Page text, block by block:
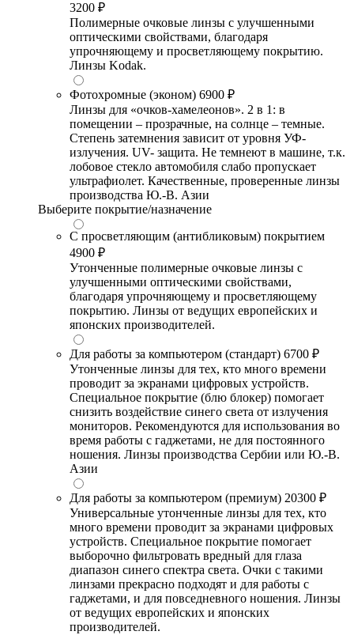
3200 ₽
Полимерные очковые линзы с улучшенными
оптическими свойствами, благодаря
упрочняющему и просветляющему покрытию.
Линзы Kodak.
Фотохромные (эконом) 6900 ₽
Линзы для «очков-хамелеонов». 2 в 1: в
помещении – прозрачные, на солнце – темные.
Степень затемнения зависит от уровня УФ-
излучения. UV- защита. Не темнеют в машине, т.к.
лобовое стекло автомобиля слабо пропускает
ультрафиолет. Качественные, проверенные линзы
производства Ю.-В. Азии
Выберите покрытие/назначение
С просветляющим (антибликовым) покрытием
4900 ₽
Утонченные полимерные очковые линзы с
улучшенными оптическими свойствами,
благодаря упрочняющему и просветляющему
покрытию. Линзы от ведущих европейских и
японских производителей.
Для работы за компьютером (стандарт) 6700 ₽
Утонченные линзы для тех, кто много времени
проводит за экранами цифровых устройств.
Специальное покрытие (блю блокер) помогает
снизить воздействие синего света от излучения
мониторов. Рекомендуются для использования во
время работы с гаджетами, не для постоянного
ношения. Линзы производства Сербии или Ю.-В.
Азии
Для работы за компьютером (премиум) 20300 ₽
Универсальные утонченные линзы для тех, кто
много времени проводит за экранами цифровых
устройств. Специальное покрытие помогает
выборочно фильтровать вредный для глаза
диапазон синего спектра света. Очки с такими
линзами прекрасно подходят и для работы с
гаджетами, и для повседневного ношения. Линзы
от ведущих европейских и японских
производителей.